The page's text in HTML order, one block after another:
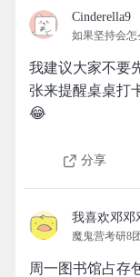
Cinderella9
如果坚持会怎
我建议大家不要
张来提醒桌桌打
😂
分享
我喜欢邓邓
魔鬼营考研8团
周一图书馆占存